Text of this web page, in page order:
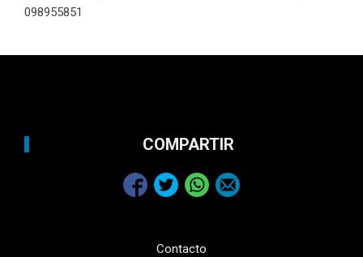
098955851
COMPARTIR
Contacto